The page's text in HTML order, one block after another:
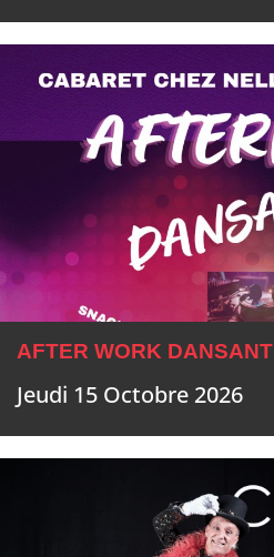
AFTER WORK DANSANT
Jeudi 15 Octobre 2026